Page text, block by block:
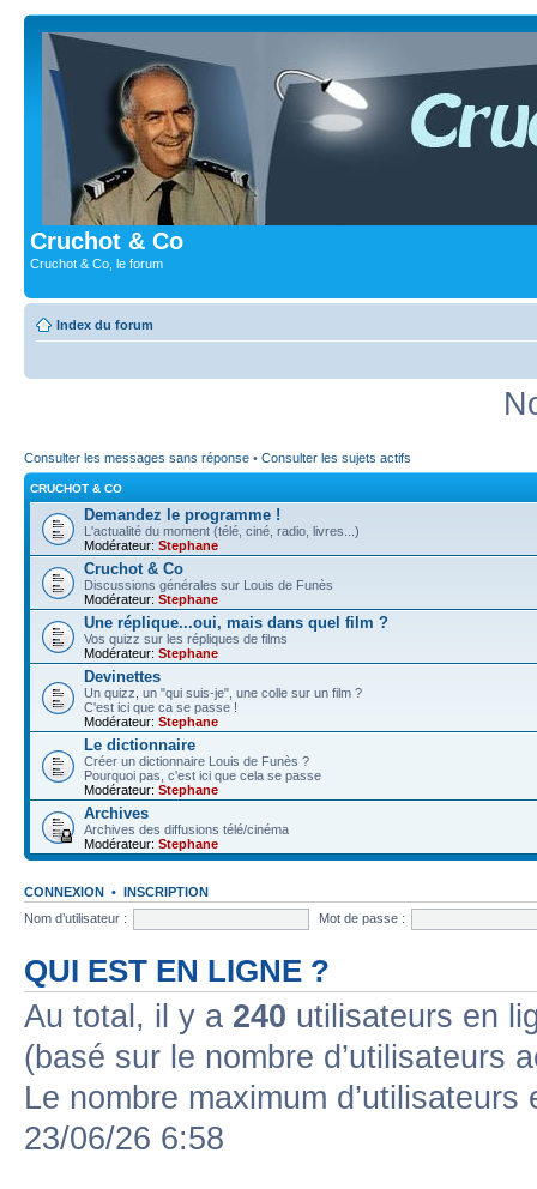
Cruchot & Co
Cruchot & Co, le forum
Index du forum
Consulter les messages sans réponse • Consulter les sujets actifs
CRUCHOT & CO
Demandez le programme !
L'actualité du moment (télé, ciné, radio, livres...)
Modérateur: Stephane
Cruchot & Co
Discussions générales sur Louis de Funès
Modérateur: Stephane
Une réplique...oui, mais dans quel film ?
Vos quizz sur les répliques de films
Modérateur: Stephane
Devinettes
Un quizz, un "qui suis-je", une colle sur un film ?
C'est ici que ca se passe !
Modérateur: Stephane
Le dictionnaire
Créer un dictionnaire Louis de Funès ?
Pourquoi pas, c'est ici que cela se passe
Modérateur: Stephane
Archives
Archives des diffusions télé/cinéma
Modérateur: Stephane
CONNEXION • INSCRIPTION
Nom d’utilisateur :
Mot de passe :
QUI EST EN LIGNE ?
Au total, il y a 240 utilisateurs en
(basé sur le nombre d’utilisateurs
Le nombre maximum
23/06/26 6:58